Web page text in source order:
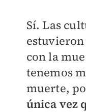
Sí. Las
con la
tenemos
muerte,
única vez